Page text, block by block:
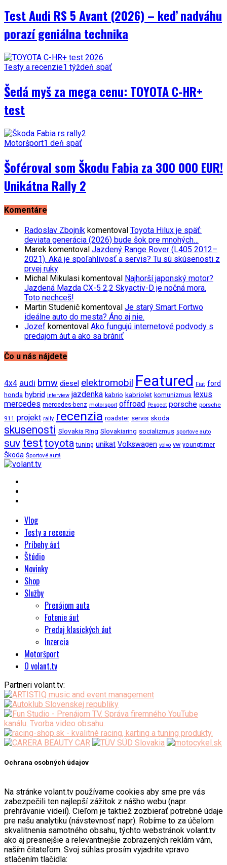
Test Audi RS 5 Avant (2026) – keď nadváhu
porazí geniálna technika
Testy a recenzie1 týždeň späť
Šedá myš za mega cenu: TOYOTA C-HR+
test
Motoršport1 deň späť
Šoféroval som Škodu Fabia za 300 000 EUR!
Unikátna Rally 2
Komentáre
Radoslav Zbojník komentoval Toyota Hilux je späť:
deviata generácia (2026) bude šok pre mnohých…
Marek komentoval Jazdený Range Rover (L405 2012–
2021). Aká je spoľahlivosť a servis? Tu sú skúsenosti z
prvej ruky
Michal Mikulasi komentoval Najhorší japonský motor?
Jazdená Mazda CX-5 2,2 Skyactiv-D je nočná mora.
Toto nechceš!
Martin Studenič komentoval Je starý Smart Fortwo
ideálne auto do mesta? Áno aj nie.
Jozef komentoval Ako fungujú internetové podvody s
predajom áut a ako sa brániť
Čo u nás nájdete
4x4 audi bmw diesel elektromobil Featured Fiat ford
honda hybrid interview jazdenka kabrio kabriolet komunizmus lexus
mercedes mercedes-benz motorsport offroad Peugeot porsche porsche
911 projekt rally recenzia roadster servis skoda
skusenosti Slovakia Ring Slovakiaring socializmus sportove auto
suv testtoyota tuning unikat Volkswagen volvo vw youngtimer
Škoda Športové autá
Vlog
Testy a recenzie
Príbehy áut
Štúdio
Novinky
Shop
Služby
Prenájom auta
Fotenie áut
Predaj klasických áut
Inzercia
Motoršport
O volant.tv
Partneri volant.tv:
Ochrana osobných údajov
Na stránke volant.tv používame cookies aby sme pre vás
zabezpečili ten najlepší zážitok z nášho webu (napr.
prehrávanie videií). Cieľom je taktiež zozbierať potrebné údaje
pre našu analytiku (návstevnosť napr). Robíme to za účelom
skvalitnenia samotného obsahu, týchto webstránok volant.tv
ako aj presnejšie a relevantnejšie zobrazených reklám vám,
naším čitateľom. Svoj súhlas prosím vyjadrite vpravo
stlačením tlačidla: